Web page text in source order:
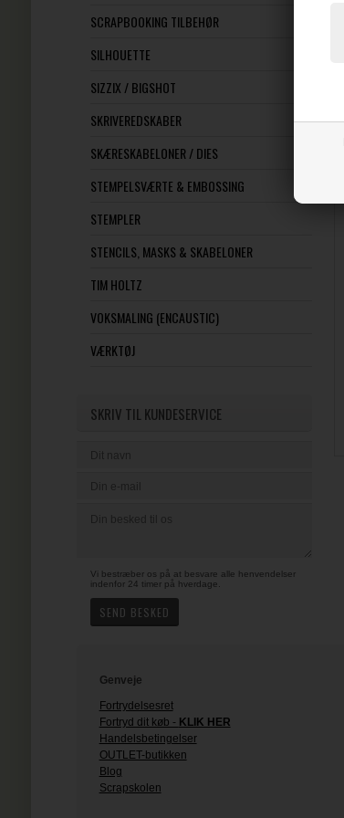
SCRAPBOOKING TILBEHØR
SILHOUETTE
SIZZIX / BIGSHOT
SKRIVEREDSKABER
SKÆRESKABELONER / DIES
STEMPELSVÆRTE & EMBOSSING
STEMPLER
STENCILS, MASKS & SKABELONER
TIM HOLTZ
VOKSMALING (ENCAUSTIC)
VÆRKTØJ
SKRIV TIL KUNDESERVICE
Vi bestræber os på at besvare alle henvendelser
indenfor 24 timer på hverdage.
Genveje
Fortrydelsesret
Fortryd dit køb - KLIK HER
Handelsbetingelser
OUTLET-butikken
Blog
Scrapskolen